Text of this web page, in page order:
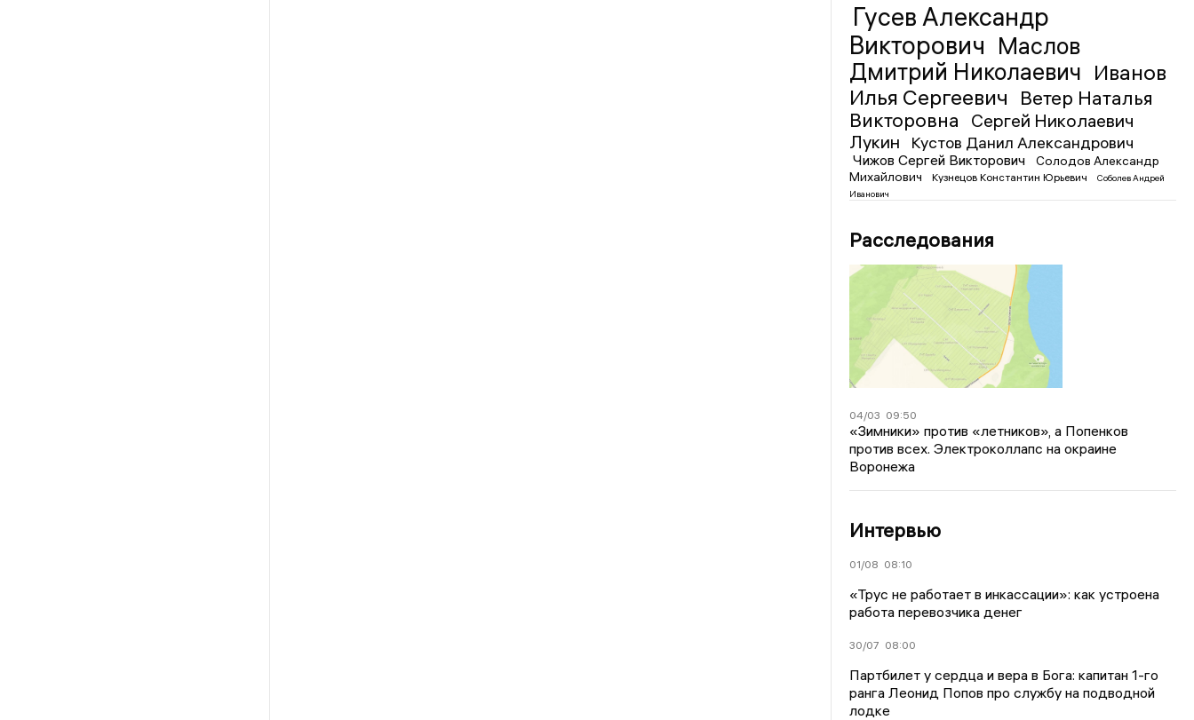
Гусев Александр
Викторович Маслов
Дмитрий Николаевич Иванов
Илья Сергеевич
Ветер Наталья
Викторовна
Сергей Николаевич
Лукин
Кустов Данил Александрович
Чижов Сергей Викторович
Солодов Александр
Михайлович
Кузнецов Константин Юрьевич
Соболев Андрей
Иванович
Расследования
04/03 09:50
«Зимники» против «летников», а Попенков
против всех. Электроколлапс на окраине
Воронежа
Интервью
01/08 08:10
«Трус не работает в инкассации»: как устроена
работа перевозчика денег
30/07 08:00
Партбилет у сердца и вера в Бога: капитан 1-го
ранга Леонид Попов про службу на подводной
лодке